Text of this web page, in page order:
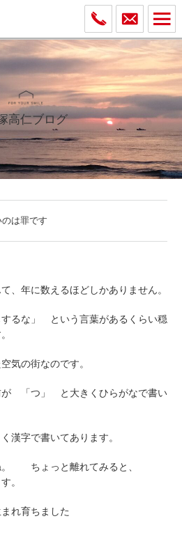
高仁ブログ
は罪です
年に数えるほどしかありません。
するな」 という言葉があるくらい穏
気の街なのです。
が 「つ」 と大きくひらがなで書い
字で書いてあります。
。 ちょっと離れてみると、
。
れ育ちました